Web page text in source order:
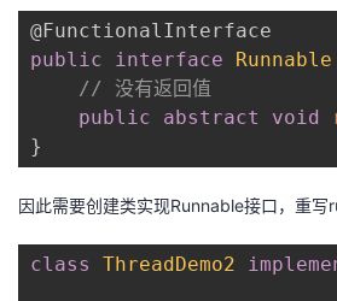
课
程
的
认
我
的
我
藏
术
支
云
声
@FunctionalInterface
public
interface Runnable
// 没有返回值
public
abstract void
}
因此需要创建类实现Runnable接口，重写
class ThreadDemo2